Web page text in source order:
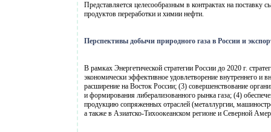
Представляется целесообразным в контрактах на поставку
продуктов переработки и химии нефти.
Перспективы добычи природного газа в России и
В рамках Энергетической стратегии России до 2020 г.
экономически эффективное удовлетворение внутреннего и
расширение на Восток России; (3) совершенствование
и формирования либерализованного рынка газа; (4)
продукцию сопряженных отраслей (металлургии,
а также в Азиатско-Тихоокеанском регионе и Северной